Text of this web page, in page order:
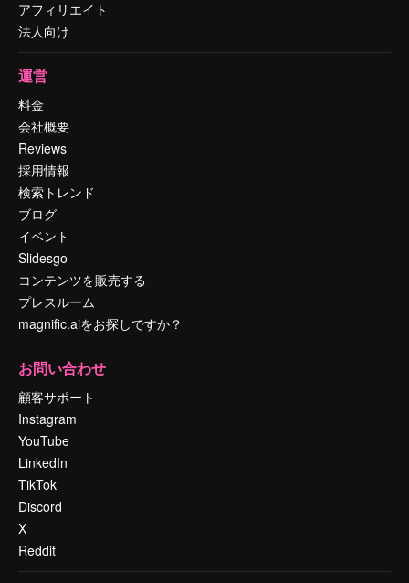
アフィリエイト
法人向け
運営
料金
会社概要
Reviews
採用情報
検索トレンド
ブログ
イベント
Slidesgo
コンテンツを販売する
プレスルーム
magnific.aiをお探しですか？
お問い合わせ
顧客サポート
Instagram
YouTube
LinkedIn
TikTok
Discord
X
Reddit